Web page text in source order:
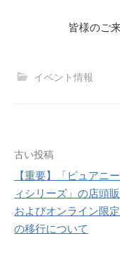
皆様のご
イベント情報
投
稿
ナ
ビ
古い投稿
【重要】「ピュアニ
ィシリーズ」の店頭
およびオンライン限
の移行について